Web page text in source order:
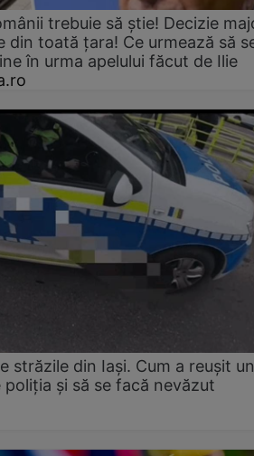
trebuie să știe! Decizie
din toată țara! Ce urmează să
în urma apelului făcut de Ilie
străzile din Iași. Cum a reușit un
și să se facă nevăzut